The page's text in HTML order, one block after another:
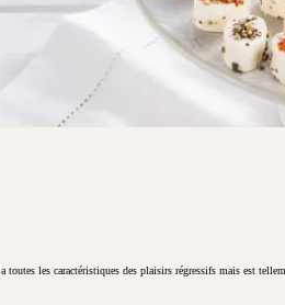
a toutes les caractéristiques des plaisirs régressifs mais est